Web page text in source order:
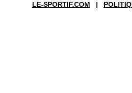
LE-SPORTIF.COM |